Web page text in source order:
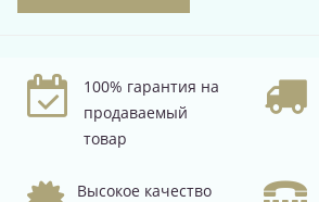
100% гарантия на
продаваемый
товар
Высокое качество